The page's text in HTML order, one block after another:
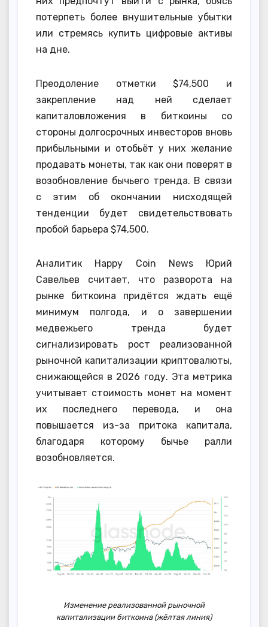
потерпеть более внушительные убытки
или стремясь купить цифровые активы
на дне.
Преодоление отметки $74,500 и
закрепление над ней сделает
капиталовложения в биткоины со
стороны долгосрочных инвесторов вновь
прибыльными и отобьёт у них желание
продавать монеты, так как они поверят в
возобновление бычьего тренда. В связи
с этим об окончании нисходящей
тенденции будет свидетельствовать
пробой барьера $74,500.
Аналитик Happy Coin News Юрий
Савельев считает, что разворота на
рынке биткоина придётся ждать ещё
минимум полгода, и о завершении
медвежьего тренда будет
сигнализировать рост реализованной
рыночной капитализации криптовалюты,
снижающейся в 2026 году. Эта метрика
учитывает стоимость монет на момент
их последнего перевода, и она
повышается из-за притока капитала,
благодаря которому бычье ралли
возобновляется.
Изменение реализованной рыночной
капитализации биткоина (жёлтая линия)